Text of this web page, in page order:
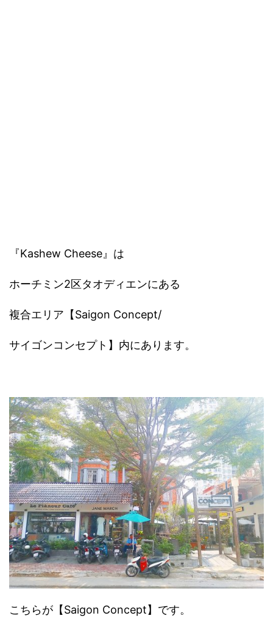
『Kashew Cheese』は
ホーチミン2区タオディエンにある
複合エリア【Saigon Concept/
サイゴンコンセプト】内にあります。
こちらが【Saigon Concept】です。